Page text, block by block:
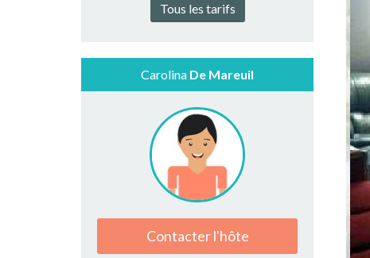
Tous les tarifs
Carolina De Mareuil
Contacter l'hôte